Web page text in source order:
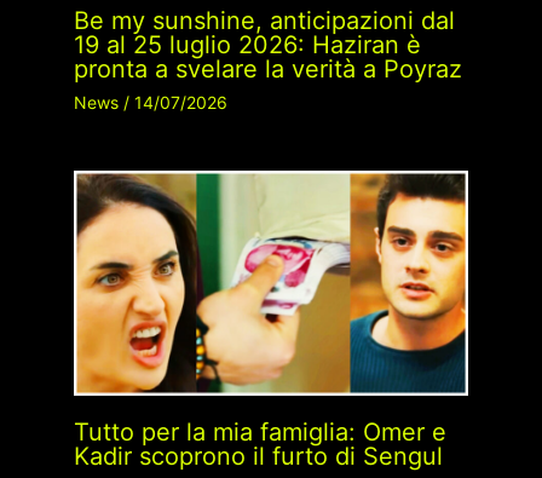
Be my sunshine, anticipazioni dal
19 al 25 luglio 2026: Haziran è
pronta a svelare la verità a Poyraz
News/ 14/07/2026
Tutto per la mia famiglia: Omer e
Kadir scoprono il furto di Sengul